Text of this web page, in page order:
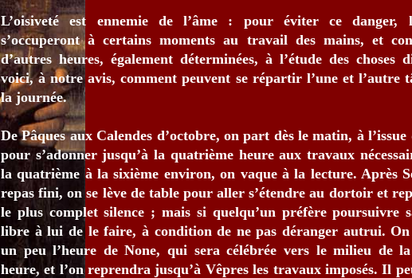
L’oisiveté est ennemie de l’âme : pour éviter ce danger,
s’occuperont à certains moments au travail des mains, et
d’autres heures, également déterminées, à l’étude des choses
voici, à notre avis, comment peuvent se répartir l’une et l’autre
la journée.
De Pâques aux Calendes d’octobre, on part dès le matin, à
pour s’adonner jusqu’à la quatrième heure aux travaux
la quatrième à la sixième environ, on vaque à la lecture. Après
repas fini, on se lève de table pour aller s’étendre au dortoir et
le plus complet silence ; mais si quelqu’un préfère poursuivre
libre à lui de le faire, à condition de ne pas déranger autrui. On
un peu l’heure de None, qui sera célébrée vers le milieu de
heure, et l’on reprendra jusqu’à Vêpres les travaux imposés. Il